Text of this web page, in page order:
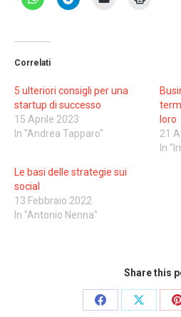
Correlati
5 ulteriori consigli per una
startup di successo
15 Aprile 2023
In "Andrea Tapparo"
loro
21
In
Le basi delle strategie sui
social
13 Febbraio 2022
In "Antonio Nenna"
Share this
Share
Share